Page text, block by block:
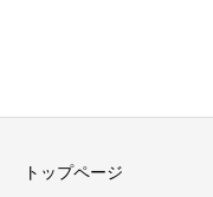
トップページ